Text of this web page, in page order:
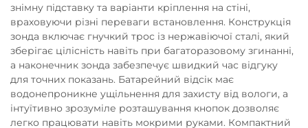
знімну підставку та варіанти кріплення на стіні,
враховуючи різні переваги встановлення. Конструкція
зонда включає гнучкий трос із нержавіючої сталі, який
зберігає цілісність навіть при багаторазовому згинанні,
а наконечник зонда забезпечує швидкий час відгуку
для точних показань. Батарейний відсік має
водонепроникне ущільнення для захисту від вологи, а
інтуїтивно зрозуміле розташування кнопок дозволяє
легко працювати навіть мокрими руками. Компактний